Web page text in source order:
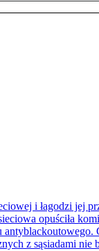
i łagodzi jej
opuściła
z sąsiadami nie